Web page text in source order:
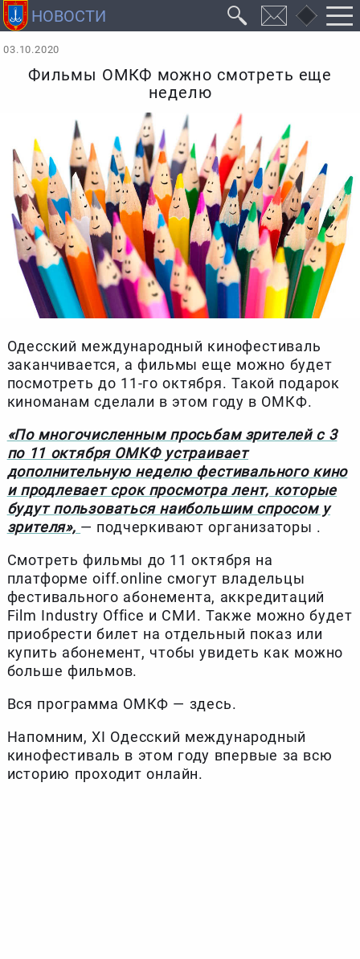
03.10.2020
Фильмы ОМКФ можно смотреть еще
неделю
Одесский международный кинофестиваль
заканчивается, а фильмы еще можно будет
посмотреть до 11-го октября. Такой подарок
киноманам сделали в этом году в ОМКФ.
«По многочисленным просьбам зрителей с 3
по 11 октября ОМКФ устраивает
дополнительную неделю фестивального кино
и продлевает срок просмотра лент, которые
будут пользоваться наибольшим спросом у
зрителя», — подчеркивают организаторы .
Смотреть фильмы до 11 октября на
платформе oiff.online смогут владельцы
фестивального абонемента, аккредитаций
Film Industry Office и СМИ. Также можно будет
приобрести билет на отдельный показ или
купить абонемент, чтобы увидеть как можно
больше фильмов.
Вся программа ОМКФ — здесь.
Напомним, XI Одесский международный
кинофестиваль в этом году впервые за всю
историю проходит онлайн.